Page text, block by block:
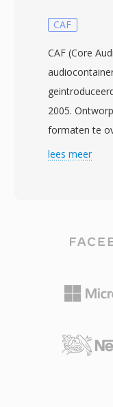
overtreft,
van 8 kHz tot
van
opvallend
van
kunnen Vorbis
met
beperkt is en
Android
decodering.
CAF
CAF (Core
2005.
formaten te
één
met rijke
van extreem
Flexibele
lees meer